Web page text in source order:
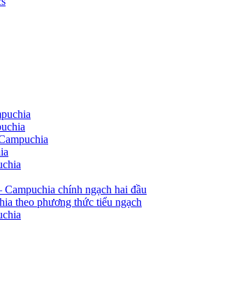
chính ngạch hai đầu
theo phương thức tiểu ngạch